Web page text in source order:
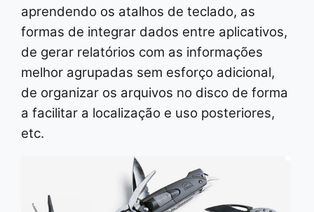
aprendendo os atalhos de teclado, as
formas de integrar dados entre aplicativos,
de gerar relatórios com as informações
melhor agrupadas sem esforço adicional,
de organizar os arquivos no disco de forma
a facilitar a localização e uso posteriores,
etc.